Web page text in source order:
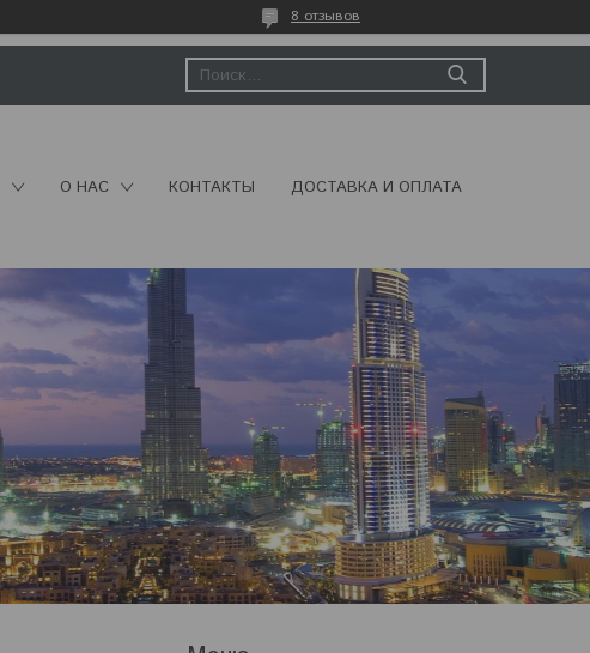
8 отзывов
О НАС КОНТАКТЫ ДОСТАВКА И ОПЛАТА